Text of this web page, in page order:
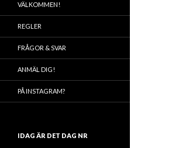
VÄLKOMMEN!
REGLER
FRÅGOR & SVAR
ANMÄL DIG!
PÅ INSTAGRAM?
IDAG ÄR DET DAG NR